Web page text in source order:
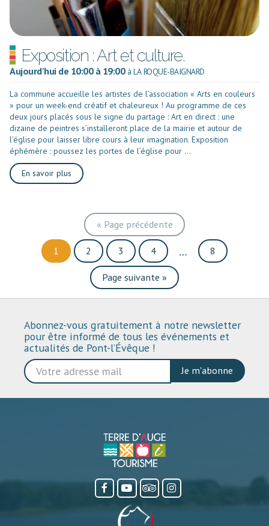
Exposition : Art et culture.
Aujourd'hui de 10:00 à 19:00 à LA ROQUE-BAIGNARD
La commune accueille les artistes de l’association « Arts en couleurs
» pour un week-end créatif et chaleureux ! Au programme de ces
deux jours placés sous le signe du partage : Art en direct : une
dizaine de peintres s’installeront place de la mairie et autour de
l’église pour laisser libre cours à leur imagination. Exposition
éphémère : poussez les portes de l’église pour ...
En savoir plus
« Page précédente
1 2 3 4 … 8
Page suivante »
Abonnez-vous gratuitement à notre newsletter
pour être informé de tous les événements et
actualités de Pont-l’Évêque !
Je m'abonne